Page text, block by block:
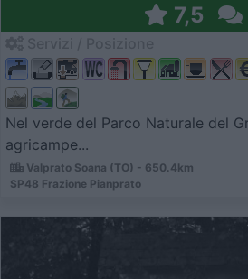
7,5
Nel verde del Parco Naturale del
agricampe...
Valprato Soana (TO) - 650.4km
SP48 Frazione Pianprato